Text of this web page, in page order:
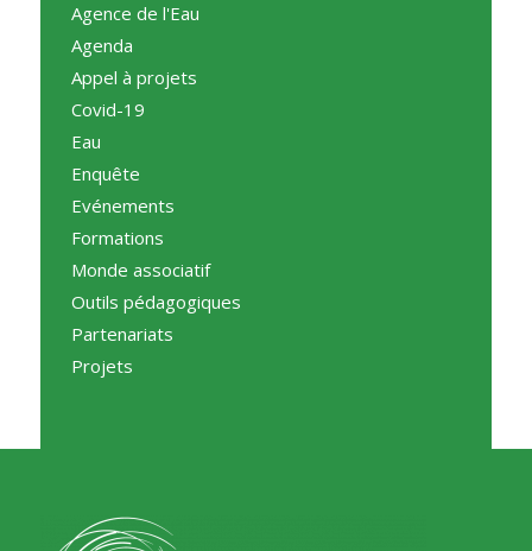
Agence de l'Eau
Agenda
Appel à projets
Covid-19
Eau
Enquête
Evénements
Formations
Monde associatif
Outils pédagogiques
Partenariats
Projets